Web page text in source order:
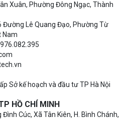
Xuân, Phường Đông Ngạc, Thành
Đường Lê Quang Đạo, Phường Từ
Nam
Sở kế hoạch và đầu tư TP Hà Nội
HỒ CHÍ MINH
Cúc, Xã Tân Kiên, H. Bình Chánh,